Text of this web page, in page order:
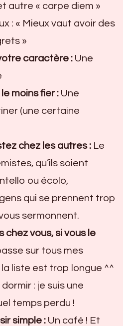
autre « carpe diem »
: « Mieux vaut avoir des
»
caractère : Une
moins fier : Une
(une certaine
chez les autres : Le
qu’ils soient
ou écolo,
qui se prennent trop
sermonnent.
chez vous, si vous le
sur tous mes
liste est trop longue ^^
: je suis une
temps perdu !
simple : Un café ! Et